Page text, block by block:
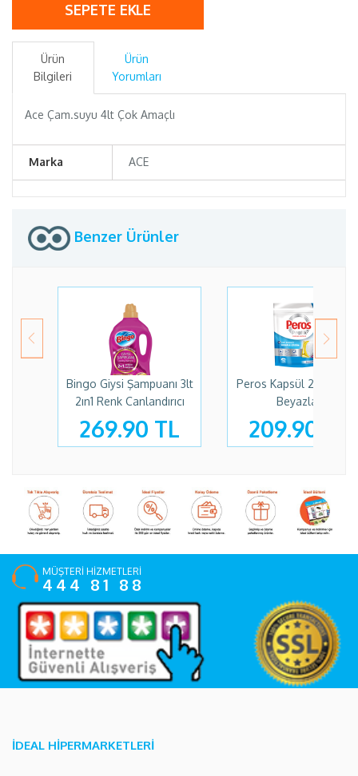
SEPETE EKLE
Ürün
Bilgileri
Ürün
Yorumları
Ace Çam.suyu 4lt Çok Amaçlı
Marka ACE
Benzer Ürünler
Bingo Giysi Şampuanı 3lt
2ın1 Renk Canlandırıcı
269.90 TL
Peros Kapsül 26
Beyazlar
209.90 TL
MÜŞTERİ HİZMETLERİ
444 81 88
İDEAL HİPERMARKETLERİ